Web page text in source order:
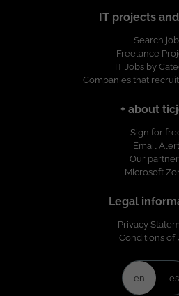
IT projects
Search job
Freelance
IT Jobs by
Companies that
+ about
Sign for
Email Alert
Our
Microsoft
Legal
Privacy
Conditions of
en es